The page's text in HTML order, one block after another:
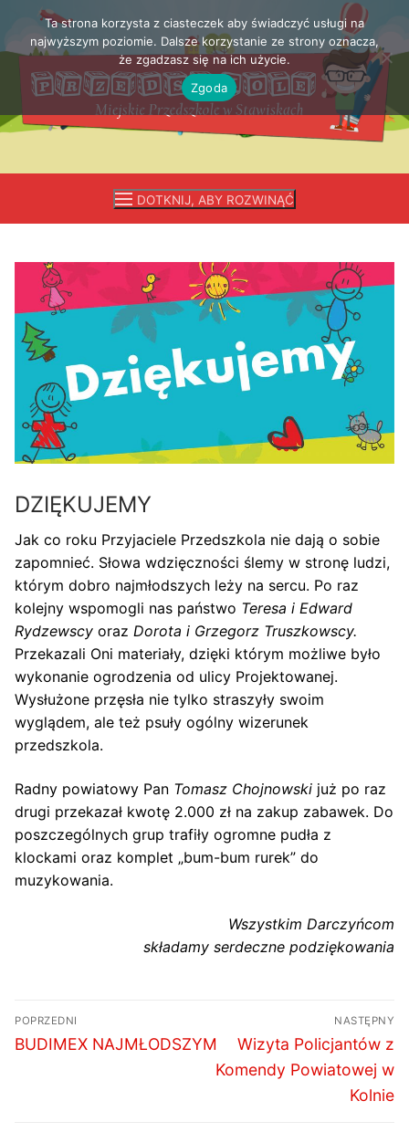
Przejdź
treści
DOTKNIJ, ABY ROZWINĄĆ
DZIĘKUJEMY
Jak co roku Przyjaciele Przedszkola nie dają o sobie
zapomnieć. Słowa wdzięczności ślemy w stronę ludzi,
którym dobro najmłodszych leży na sercu. Po raz
kolejny wspomogli nas państwo Teresa i Edward
Rydzewscy oraz Dorota i Grzegorz Truszkowscy.
Przekazali Oni materiały, dzięki którym możliwe było
wykonanie ogrodzenia od ulicy Projektowanej.
Wysłużone przęsła nie tylko straszyły swoim
wyglądem, ale też psuły ogólny wizerunek
przedszkola.
Radny powiatowy Pan Tomasz Chojnowski już po raz
drugi przekazał kwotę 2.000 zł na zakup zabawek. Do
poszczególnych grup trafiły ogromne pudła z
klockami oraz komplet „bum-bum rurek” do
muzykowania.
Wszystkim Darczyńcom
składamy serdeczne podziękowania
Nawigacja
wpisu
POPRZEDNI
Poprzedni
BUDIMEX NAJMŁODSZYM
NASTĘPNY
Następny
wpis:
Wizyta Policjantów z
Komendy Powiatowej w
Kolnie
Ta strona korzysta z ciasteczek aby świadczyć usługi na
najwyższym poziomie. Dalsze korzystanie ze strony oznacza,
że zgadzasz się na ich użycie.
Zgoda